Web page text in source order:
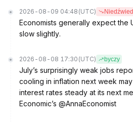
2026-08-09 04:48 (UTC)
Economists generally expect the
slow slightly.
2026-08-08 17:30 (UTC) byczy
July’s surprisingly weak jobs
cooling in inflation next week
interest rates steady at its next
Economic’s @AnnaEconomist